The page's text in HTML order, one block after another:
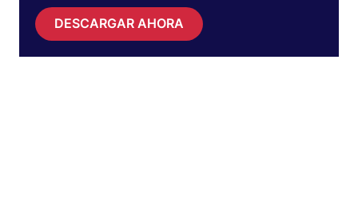
DESCARGAR AHORA